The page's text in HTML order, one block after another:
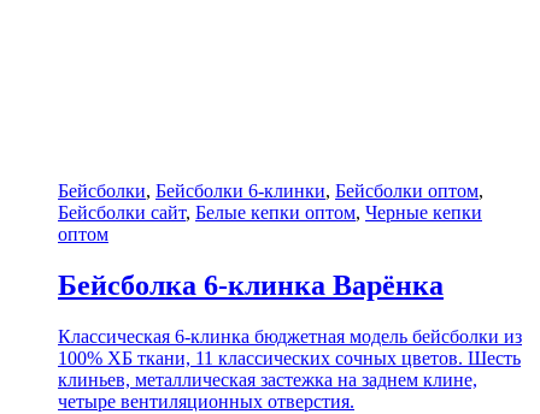
Бейсболки, Бейсболки 6-клинки, Бейсболки оптом,
Бейсболки сайт, Белые кепки оптом, Черные кепки
оптом
Бейсболка 6-клинка Варёнка
Классическая 6-клинка бюджетная модель бейсболки из
100% ХБ ткани, 11 классических сочных цветов. Шесть
клиньев, металлическая застежка на заднем клине,
четыре вентиляционных отверстия.